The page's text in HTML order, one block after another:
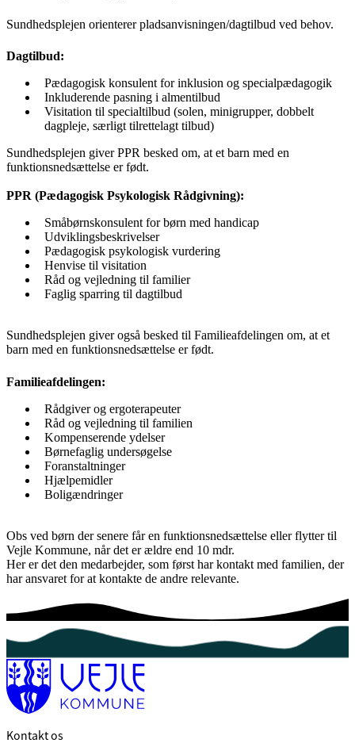
Sundhedsplejen orienterer pladsanvisningen/dagtilbud ved behov.
Dagtilbud:
Pædagogisk konsulent for inklusion og specialpædagogik
Inkluderende pasning i almentilbud
Visitation til specialtilbud (solen, minigrupper, dobbelt
dagpleje, særligt tilrettelagt tilbud)
Sundhedsplejen giver PPR besked om, at et barn med en
funktionsnedsættelse er født.
PPR (Pædagogisk Psykologisk Rådgivning):
Småbørnskonsulent for børn med handicap
Udviklingsbeskrivelser
Pædagogisk psykologisk vurdering
Henvise til visitation
Råd og vejledning til familier
Faglig sparring til dagtilbud
Sundhedsplejen giver også besked til Familieafdelingen om, at et
barn med en funktionsnedsættelse er født.
Familieafdelingen:
Rådgiver og ergoterapeuter
Råd og vejledning til familien
Kompenserende ydelser
Børnefaglig undersøgelse
Foranstaltninger
Hjælpemidler
Boligændringer
Obs ved børn der senere får en funktionsnedsættelse eller flytter til
Vejle Kommune, når det er ældre end 10 mdr.
Her er det den medarbejder, som først har kontakt med familien, der
har ansvaret for at kontakte de andre relevante.
Kontakt os